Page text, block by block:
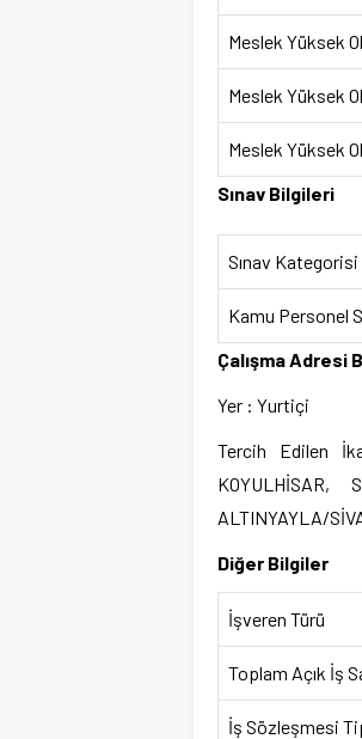
Meslek Yüksek
Meslek Yüksek
Meslek Yüksek
Sınav Bilgileri
Sınav Kategorisi
Kamu Personel
Çalışma Adresi
Yer : Yurtiçi
Tercih Edilen
KOYULHİSAR,
ALTINYAYLA/
Diğer Bilgiler
İşveren Türü
Toplam Açık İş
İş Sözleşmesi